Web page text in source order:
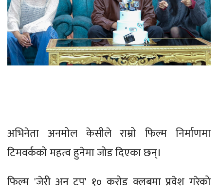
अभिनेता अनमोल केसीले राम्रो फिल्म निर्माणमा
टिमवर्कको महत्व हुनेमा जोड दिएका छन्।
फिल्म 'जेरी अन टप' १० करोड क्लबमा प्रवेश गरेको